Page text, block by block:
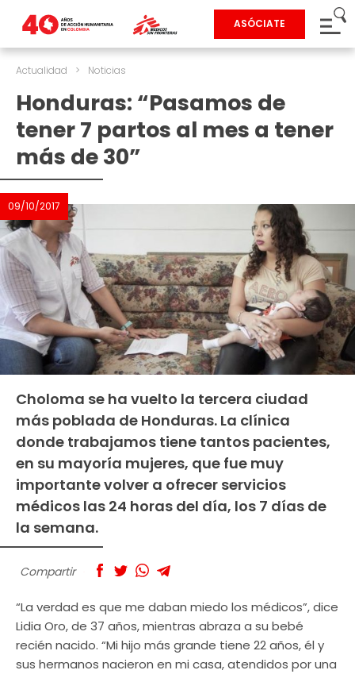
ASÓCIATE
Actualidad > Noticias
Honduras: “Pasamos de
tener 7 partos al mes a tener
más de 30”
09/10/2017
Choloma se ha vuelto la tercera ciudad
más poblada de Honduras. La clínica
donde trabajamos tiene tantos pacientes,
en su mayoría mujeres, que fue muy
importante volver a ofrecer servicios
médicos las 24 horas del día, los 7 días de
la semana.
Compartir
“La verdad es que me daban miedo los médicos”, dice
Lidia Oro, de 37 años, mientras abraza a su bebé
recién nacido. “Mi hijo más grande tiene 22 años, él y
sus hermanos nacieron en mi casa, atendidos por una